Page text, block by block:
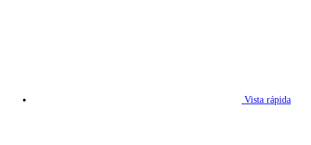
Vista rápida